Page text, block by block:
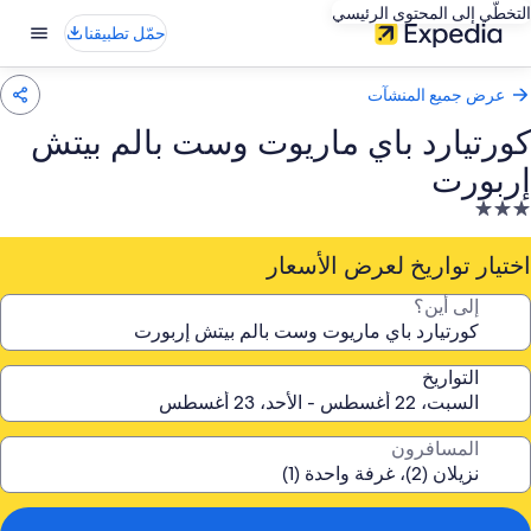
التخطّي إلى المحتوى الرئيسي
حمّل تطبيقنا
عرض جميع المنشآت
كورتيارد باي ماريوت وست بالم بيتش
إربورت
منشأة
فندقية
مصنفة
3.0
اختيار تواريخ لعرض الأسعار
إلى أين؟
التواريخ
المسافرون